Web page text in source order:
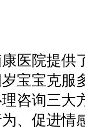
院提供
宝宝克服
咨询三大
、促进情